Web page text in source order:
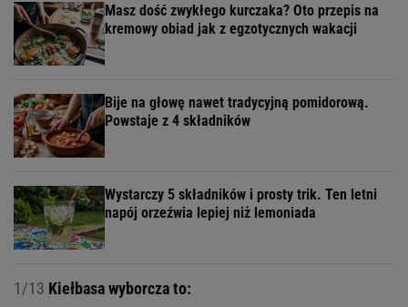
Masz dość zwykłego kurczaka? Oto przepis na
kremowy obiad jak z egzotycznych wakacji
Bije na głowę nawet tradycyjną pomidorową.
Powstaje z 4 składników
Wystarczy 5 składników i prosty trik. Ten letni
napój orzeźwia lepiej niż lemoniada
1/13 Kiełbasa wyborcza to: